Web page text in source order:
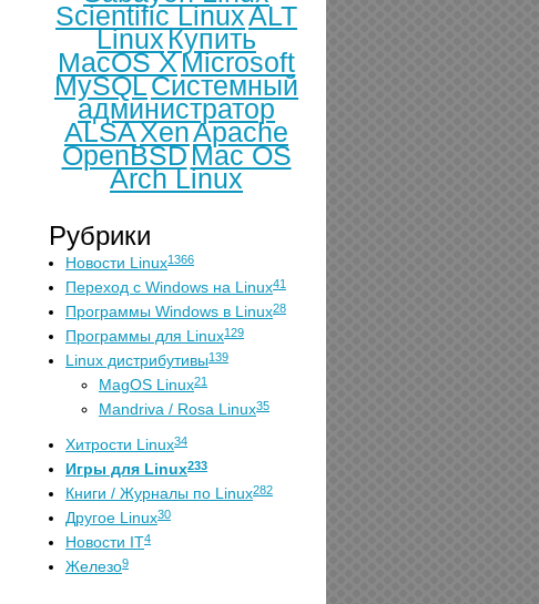
Scientific LinuxALT
LinuxКупить
MacOS XMicrosoft
MySQLСистемный
администратор
ALSAXenApache
OpenBSD Mac OS
Arch Linux
Рубрики
Новости Linux1366
Переход с Windows на Linux41
Программы Windows в Linux28
Программы для Linux129
Linux дистрибутивы139
MagOS Linux21
Mandriva / Rosa Linux35
Хитрости Linux34
Игры для Linux233
Книги / Журналы по Linux282
Другое Linux30
Новости IT4
Железо9